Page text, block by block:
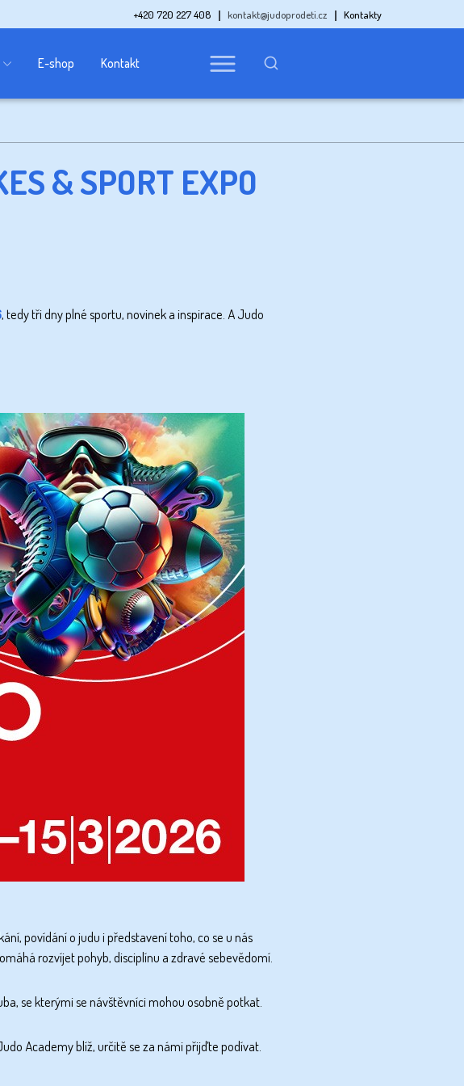
+420 720 227 408 kontakt@judoprodeti.cz Kontakty
E-shop Kontakt
& SPORT EXPO
, tedy tři dny plné sportu, novinek a inspirace. AJudo
povídání o judu i představení toho, co se u nás
rozvíjet pohyb, disciplínu a zdravé sebevědomí.
, se kterými se návštěvníci mohou osobně potkat.
Academy blíž, určitě se za námi přijďte podívat.